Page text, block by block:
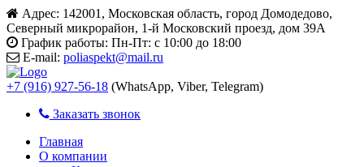
Адрес: 142001, Московская область, город Домодедово,
Северный микрорайон, 1-й Московский проезд, дом 39А
График работы: Пн-Пт: с 10:00 до 18:00
E-mail: poliaspekt@mail.ru
+7 (916) 927-56-18 (WhatsApp, Viber, Telegram)
Заказать звонок
Главная
О компании